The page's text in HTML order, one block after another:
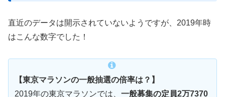
直近のデータは開示されていないようですが、2019年時
はこんな数字でした！
【東京マラソンの一般抽選の倍率は？】
2019年の東京マラソンでは、 一般募集の定員2万7370